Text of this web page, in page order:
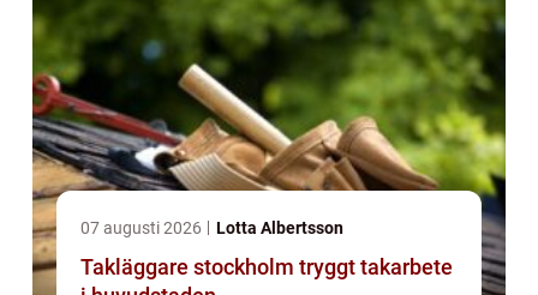
07 augusti 2026 Lotta Albertsson
Takläggare stockholm tryggt takarbete